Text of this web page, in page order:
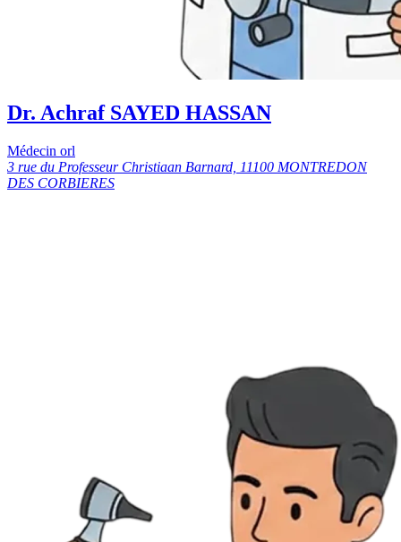
Dr. Achraf SAYED HASSAN
Médecin orl
3 rue du Professeur Christiaan Barnard, 11100 MONTREDON
DES CORBIERES